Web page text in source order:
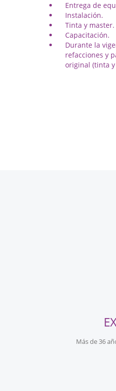
Entrega de
Instalación.
Tinta y master.
Capacitación.
Durante la
refacciones y
original (tinta
Más de 36